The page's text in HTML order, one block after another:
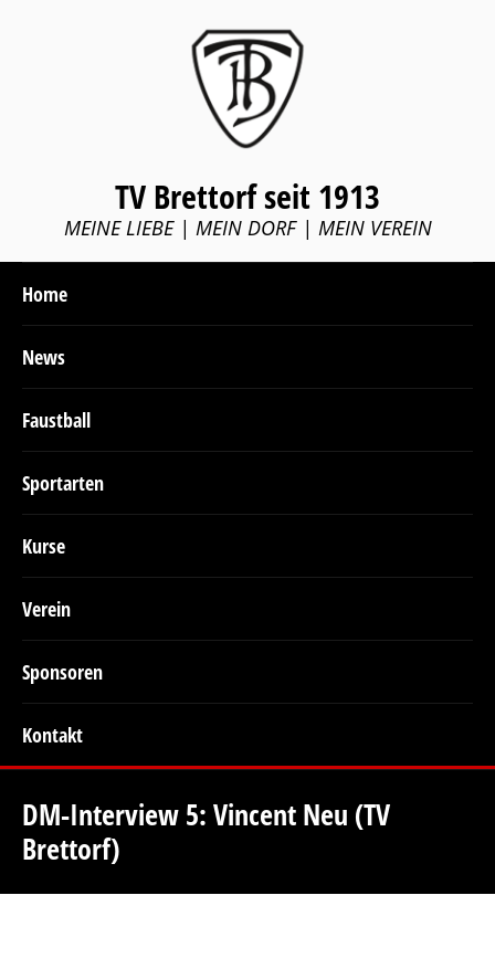
TV Brettorf seit 1913
MEINE LIEBE | MEIN DORF | MEIN VEREIN
Home
News
Faustball
Sportarten
Kurse
Verein
Sponsoren
Kontakt
DM-Interview 5: Vincent Neu (TV
Brettorf)